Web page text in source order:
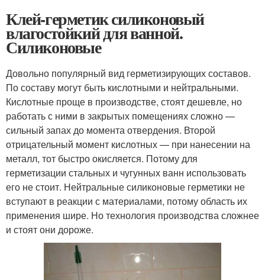
Клей-герметик силиконовый
влагостойкий для ванной.
Силиконовые
Довольно популярный вид герметизирующих составов.
По составу могут быть кислотными и нейтральными.
Кислотные проще в производстве, стоят дешевле, но
работать с ними в закрытых помещениях сложно —
сильный запах до момента отвердения. Второй
отрицательный момент кислотных — при нанесении на
металл, тот быстро окисляется. Потому для
герметизации стальных и чугунных ванн использовать
его не стоит. Нейтральные силиконовые герметики не
вступают в реакции с материалами, потому область их
применения шире. Но технология производства сложнее
и стоят они дороже.